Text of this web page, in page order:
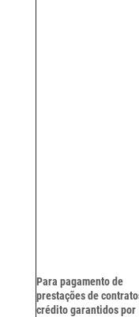
Para pagamento de
prestações de
crédito garantidos por